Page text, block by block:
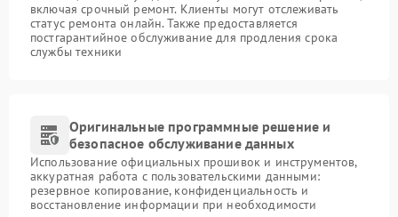
включая срочный ремонт. Клиенты могут отслеживать
статус ремонта онлайн. Также предоставляется
постгарантийное обслуживание для продления срока
службы техники
Оригинальные программные решение и
безопасное обслуживание данных
Использование официальных прошивок и инструментов,
аккуратная работа с пользовательскими данными:
резервное копирование, конфиденциальность и
восстановление информации при необходимости